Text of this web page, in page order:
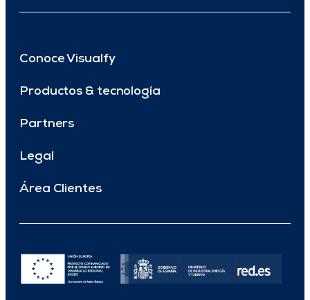
Conoce Visualfy
Productos & tecnología
Partners
Legal
Área Clientes